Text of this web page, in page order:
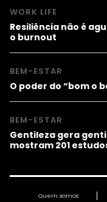
WORK LIFE
Resiliência não é
o burnout
BEM-ESTAR
O poder do “bom o
BEM-ESTAR
Gentileza gera
mostram 201
Quem somos